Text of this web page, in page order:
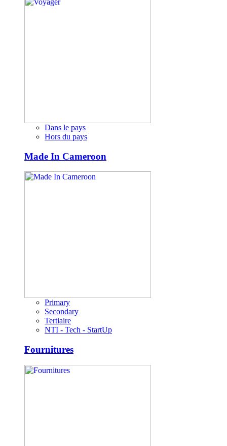
Dans le pays
Hors du pays
Made In Cameroon
Primary
Secondary
Tertiaire
NTI - Tech - StartUp
Fournitures